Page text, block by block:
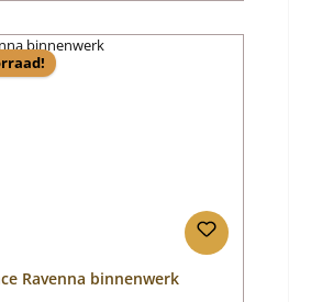
Ravenna binnenwerk